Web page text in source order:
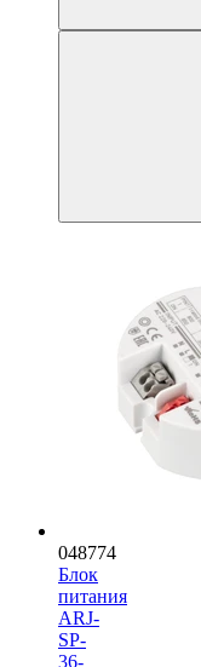
048774
Блок
питания
ARJ-
SP-
36-